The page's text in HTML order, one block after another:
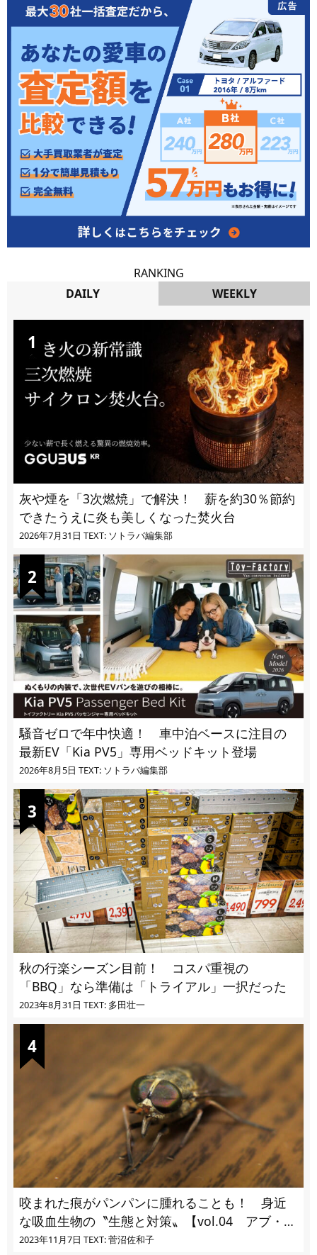
RANKING
DAILY
WEEKLY
灰や煙を「3次燃焼」で解決！ 薪を約30％節約
できたうえに炎も美しくなった焚火台
2026年7月31日 TEXT: ソトラバ編集部
騒音ゼロで年中快適！ 車中泊ベースに注目の
最新EV「Kia PV5」専用ベッドキット登場
2026年8月5日 TEXT: ソトラバ編集部
秋の行楽シーズン目前！ コスパ重視の
「BBQ」なら準備は「トライアル」一択だった
2023年8月31日 TEXT: 多田壮一
咬まれた痕がパンパンに腫れることも！ 身近
な吸血生物の〝生態と対策〟【vol.04 アブ・ブ
ユ・ヌカカ】
2023年11月7日 TEXT: 菅沼佐和子